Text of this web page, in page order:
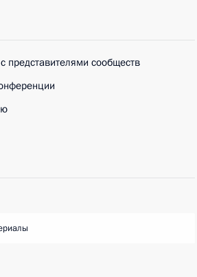
представителями сообществ